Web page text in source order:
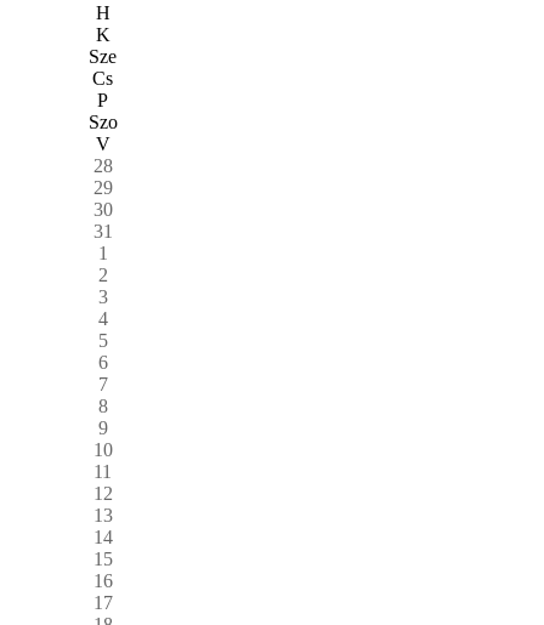
H
K
Sze
Cs
P
Szo
V
28
29
30
31
1
2
3
4
5
6
7
8
9
10
11
12
13
14
15
16
17